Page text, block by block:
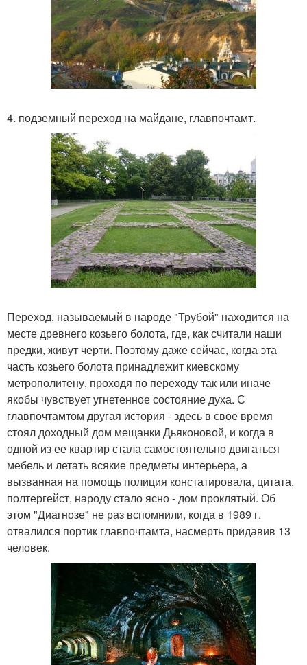
4. подземный переход на майдане, главпочтамт.
Переход, называемый в народе "Трубой" находится на
месте древнего козьего болота, где, как считали наши
предки, живут черти. Поэтому даже сейчас, когда эта
часть козьего болота принадлежит киевскому
метрополитену, проходя по переходу так или иначе
якобы чувствует угнетенное состояние духа. С
главпочтамтом другая история - здесь в свое время
стоял доходный дом мещанки Дьяконовой, и когда в
одной из ее квартир стала самостоятельно двигаться
мебель и летать всякие предметы интерьера, а
вызванная на помощь полиция констатировала, цитата,
полтергейст, народу стало ясно - дом проклятый. Об
этом "Диагнозе" не раз вспомнили, когда в 1989 г.
отвалился портик главпочтамта, насмерть придавив 13
человек.